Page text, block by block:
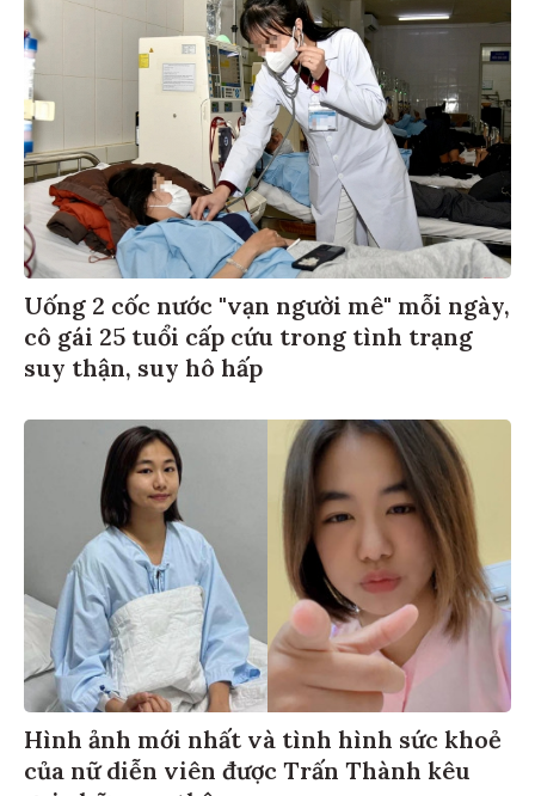
Uống 2 cốc nước "vạn người mê" mỗi ngày,
cô gái 25 tuổi cấp cứu trong tình trạng
suy thận, suy hô hấp
Hình ảnh mới nhất và tình hình sức khoẻ
của nữ diễn viên được Trấn Thành kêu